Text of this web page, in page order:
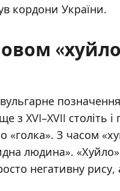
кордони України.
з XVI–XVII століть
«голка». З часом
людина».
негативну